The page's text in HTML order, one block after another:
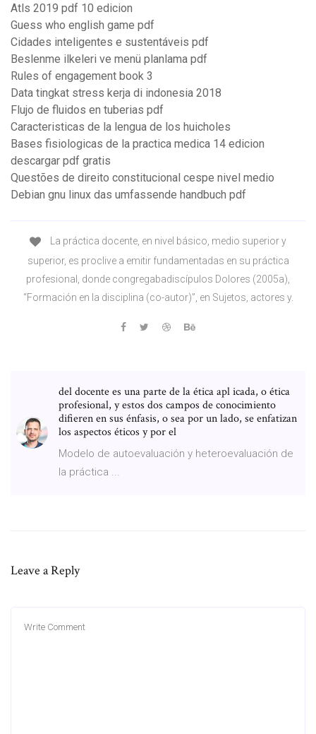
Atls 2019 pdf 10 edicion
Guess who english game pdf
Cidades inteligentes e sustentáveis pdf
Beslenme ilkeleri ve menü planlama pdf
Rules of engagement book 3
Data tingkat stress kerja di indonesia 2018
Flujo de fluidos en tuberias pdf
Caracteristicas de la lengua de los huicholes
Bases fisiologicas de la practica medica 14 edicion
descargar pdf gratis
Questões de direito constitucional cespe nivel medio
Debian gnu linux das umfassende handbuch pdf
La práctica docente, en nivel básico, medio superior y
superior, es proclive a emitir fundamentadas en su práctica
profesional, donde congregabadiscípulos Dolores (2005a),
“Formación en la disciplina (co-autor)”, en Sujetos, actores y.
del docente es una parte de la ética apl icada, o ética
profesional, y estos dos campos de conocimiento
difieren en sus énfasis, o sea por un lado, se enfatizan
los aspectos éticos y por el
Modelo de autoevaluación y heteroevaluación de
la práctica ...
Leave a Reply